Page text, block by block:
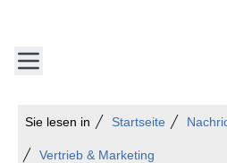
Sie lesen in Startseite
Vertrieb & Marketing